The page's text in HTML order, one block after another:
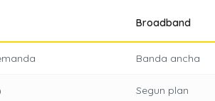
Broadband
Banda ancha
Segun plan